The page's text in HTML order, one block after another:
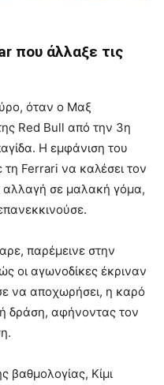
που άλλαξε τις
όταν ο Μαξ
Red Bull από την 3η
Η εμφάνιση του
Ferrari να καλέσει τον
αλλαγή σε μαλακή γόμα,
παρέμεινε στην
οι αγωνοδίκες έκριναν
να αποχωρήσει, η καρό
δράση, αφήνοντας τον
βαθμολογίας, Κίμι